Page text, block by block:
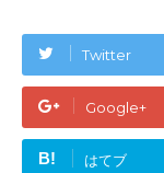
Twitter
Google+
B! はてブ